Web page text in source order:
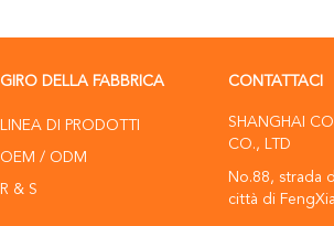
GIRO DELLA FABBRICA
LINEA DI PRODOTTI
OEM / ODM
R & S
CONTATTACI
SHANGHAI
CO., LTD
No.88, strada
città di